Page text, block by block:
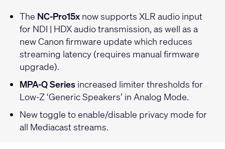
The NC-Pro15xnow supports XLR audio input
for NDI | HDX audio transmission, as well as a
new Canon firmware update which reduces
streaming latency (requires manual firmware
upgrade).
MPA-Q Seriesincreased limiter thresholds for
Low-Z ‘Generic Speakers’ in Analog Mode.
New toggle to enable/disable privacy mode for
all Mediacast streams.